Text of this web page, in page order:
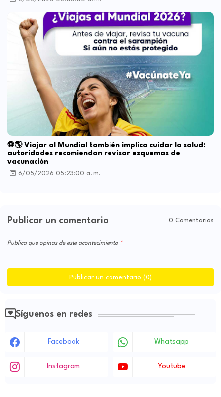
⚽🌎 Viajar al Mundial también implica cuidar la salud:
autoridades recomiendan revisar esquemas de
vacunación
6/05/2026 05:23:00 a. m.
Publicar un comentario 0 Comentarios
Publica que opinas de este acontecimiento
Publicar un comentario (0)
Síguenos en redes
Facebook Whatsapp
Instagram Youtube